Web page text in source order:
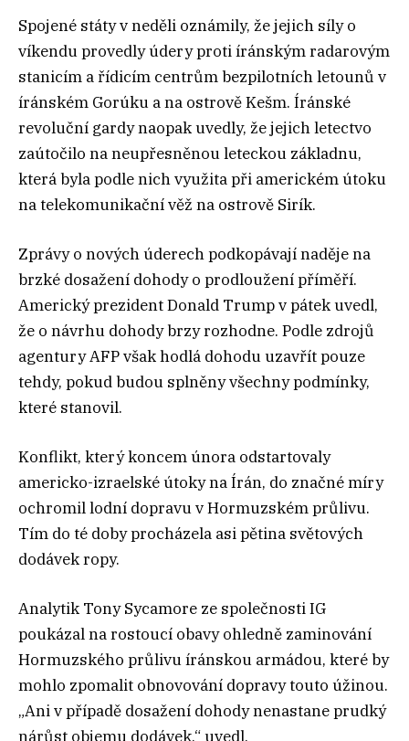
Spojené státy v neděli oznámily, že jejich síly o
víkendu provedly údery proti íránským radarovým
stanicím a řídicím centrům bezpilotních letounů v
íránském Gorúku a na ostrově Kešm. Íránské
revoluční gardy naopak uvedly, že jejich letectvo
zaútočilo na neupřesněnou leteckou základnu,
která byla podle nich využita při americkém útoku
na telekomunikační věž na ostrově Sirík.
Zprávy o nových úderech podkopávají naděje na
brzké dosažení dohody o prodloužení příměří.
Americký prezident Donald Trump v pátek uvedl,
že o návrhu dohody brzy rozhodne. Podle zdrojů
agentury AFP však hodlá dohodu uzavřít pouze
tehdy, pokud budou splněny všechny podmínky,
které stanovil.
Konflikt, který koncem února odstartovaly
americko-izraelské útoky na Írán, do značné míry
ochromil lodní dopravu v Hormuzském průlivu.
Tím do té doby procházela asi pětina světových
dodávek ropy.
Analytik Tony Sycamore ze společnosti IG
poukázal na rostoucí obavy ohledně zaminování
Hormuzského průlivu íránskou armádou, které by
mohlo zpomalit obnovování dopravy touto úžinou.
„Ani v případě dosažení dohody nenastane prudký
nárůst objemu dodávek,“ uvedl.